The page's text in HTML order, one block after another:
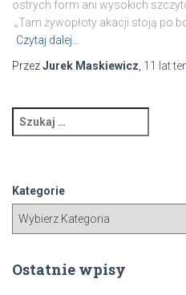
ostrych form ani wysokich
.„Tam żywopłoty akacji stoją po
Czytaj dalej…
PrzezJurek Maskiewicz 11 lat
z
a
j
Kategorie
Ostatnie wpisy